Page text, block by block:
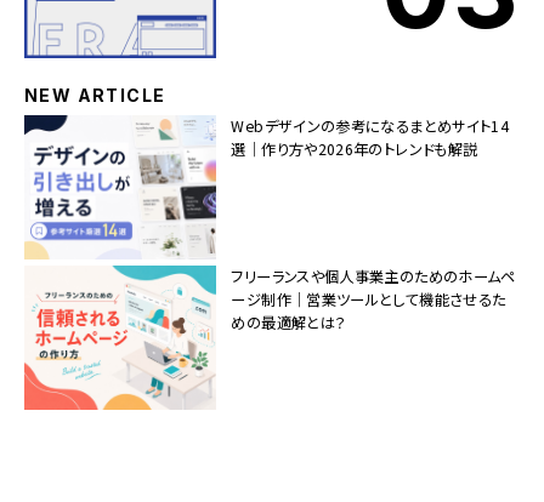
NEW ARTICLE
Webデザインの参考になるまとめサイト14
選｜作り方や2026年のトレンドも解説
フリーランスや個人事業主のためのホームペ
ージ制作｜営業ツールとして機能させるた
めの最適解とは？